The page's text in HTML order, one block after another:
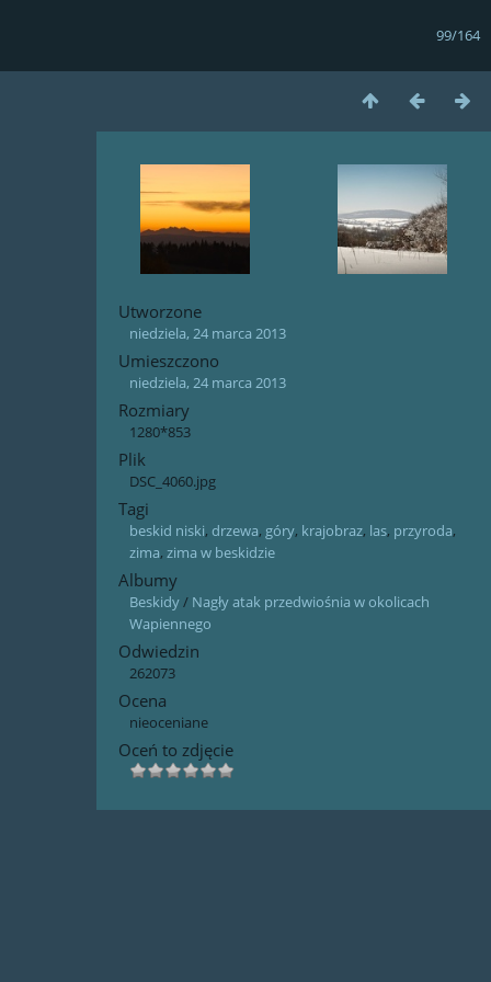
99/164
Utworzone
niedziela, 24 marca 2013
Umieszczono
niedziela, 24 marca 2013
Rozmiary
1280*853
Plik
DSC_4060.jpg
Tagi
beskid niski, drzewa, góry, krajobraz, las, przyroda,
zima, zima w beskidzie
Albumy
Beskidy/ Nagły atak przedwiośnia w okolicach
Wapiennego
Odwiedzin
262073
Ocena
nieoceniane
Oceń to zdjęcie